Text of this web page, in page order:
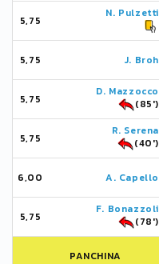
5,75
N. Pulzetti
5,75 J. Broh
5,75
D. Mazzocco
(85')
5,75
R. Serena
(40')
6,00 A. Capello
5,75
F. Bonazzoli
(78')
PANCHINA